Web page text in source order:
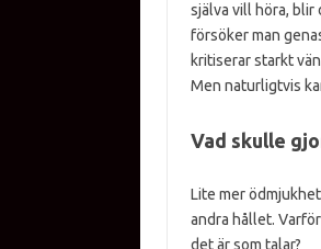
själva vill höra, blir
försöker man
kritiserar starkt
Men naturligtvis
Vad skulle
Lite mer
andra hållet.
det är som talar?